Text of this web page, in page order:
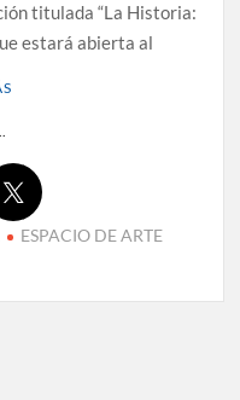
titulada “La Historia:
estará abierta al
ESPACIO DE ARTE